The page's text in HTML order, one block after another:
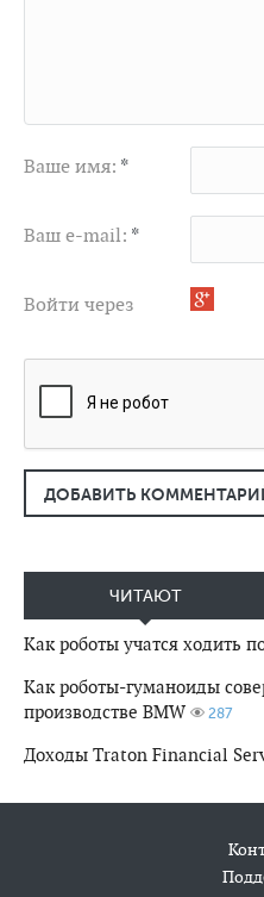
Ваше имя: *
Ваш e-mail: *
Войти через
ДОБАВИТЬ
ЧИТАЮТ
Как роботы учатся ходить
Как роботы-гуманоиды
производстве BMW
287
Доходы Traton Financial